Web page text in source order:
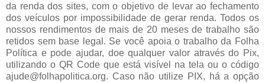
da renda dos sites, com o objetivo de levar ao fechamento
dos veículos por impossibilidade de gerar renda. Todos os
nossos rendimentos de mais de 20 meses de trabalho são
retidos sem base legal. Se você apoia o trabalho da Folha
Política e pode ajudar, doe qualquer valor através do Pix,
utilizando o QR Code que está visível na tela ou o código
ajude@folhapolitica.org. Caso não utilize PIX, há a opção